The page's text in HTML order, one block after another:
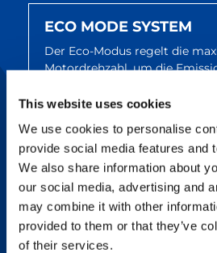
This website uses cookies
We use cookies to personalise
provide social media features and
We also share information about
our social media, advertising and
may combine it with other
provided to them or that they’ve
of their services.
ECO MODE SYSTEM
Der Eco-Modus regelt die
Motordrehzahl, um die
Geräuschentwicklung zu
START-STOPP
Die Start-Stopp-Funktion
Motor im Kranbetrieb über
der Kabine manuell